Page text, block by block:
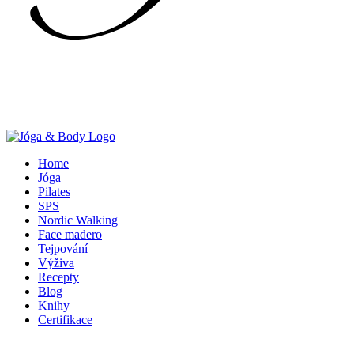
Home
Jóga
Pilates
SPS
Nordic Walking
Face madero
Tejpování
Výživa
Recepty
Blog
Knihy
Certifikace